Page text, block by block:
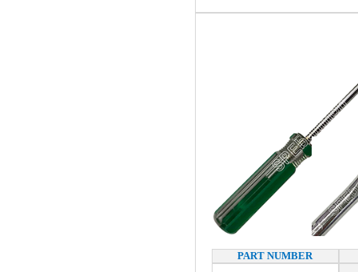
PART NUMBER